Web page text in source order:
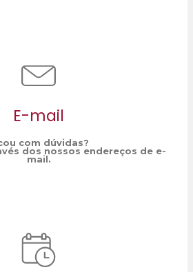
E-mail
com dúvidas?
dos nossos endereços de e-
mail.